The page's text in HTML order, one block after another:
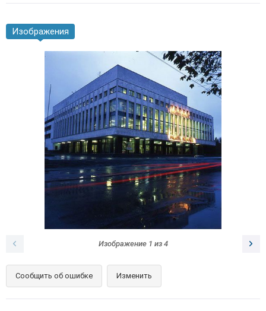
Изображения
Изображение 1 из 4
Сообщить об ошибке Изменить